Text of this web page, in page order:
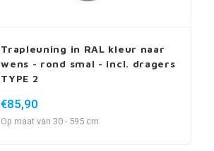
Trapleuning in RAL kleur naar
wens - rond smal - incl. dragers
TYPE 2
€85,90
Op maat van 30 - 595 cm